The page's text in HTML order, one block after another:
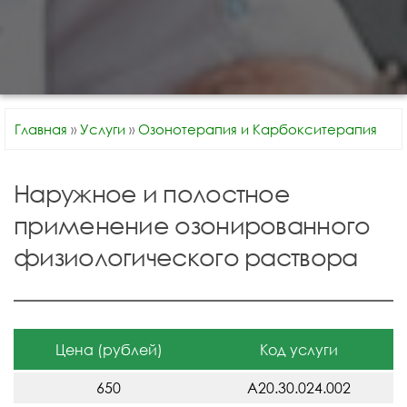
Главная » Услуги » Озонотерапия и Карбокситерапия
Наружное и полостное
применение озонированного
физиологического раствора
Цена (рублей) Код услуги
650 A20.30.024.002